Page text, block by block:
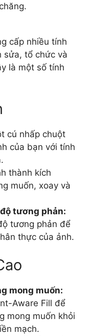
cấp nhiều tính
sửa, tổ chức và
là một số tính
cú nhấp chuột
của bạn với tính
thành kích
muốn, xoay và
tương phản:
tương phản để
thực của ảnh.
mong muốn:
Aware Fill để
mong muốn khỏi
mạch.